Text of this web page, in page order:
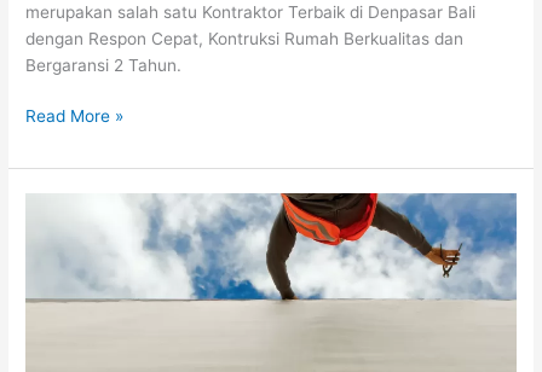
merupakan salah satu Kontraktor Terbaik di Denpasar Bali
dengan Respon Cepat, Kontruksi Rumah Berkualitas dan
Bergaransi 2 Tahun.
Read More »
Bangunan
Tangguh: